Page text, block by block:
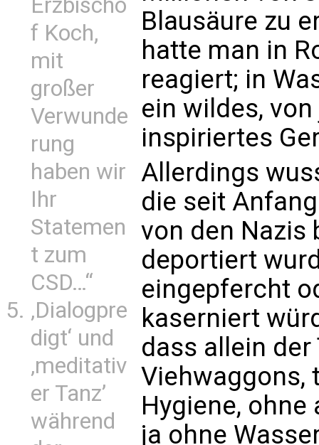
Erzbischo
f Koch,
mit
großer
Verwunde
rung
haben wir
Ihr
Statemen
t zum
CSD…“
‚Dialogpre
digt‘ und
‚meditativ
er Tanz’
während
Blausäure zu
hatte man in
reagiert; in
ein wildes,
inspiriertes
Allerdings
die seit
von den Nazis
deportiert
eingepfercht
kaserniert
dass allein
Viehwaggons,
Hygiene,
ja ohne